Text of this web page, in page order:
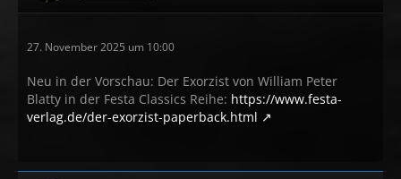
27. November 2025 um 10:00
Neu in der Vorschau: Der Exorzist von William Peter
Blatty in der Festa Classics Reihe: https://www.festa-
verlag.de/der-exorzist-paperback.html